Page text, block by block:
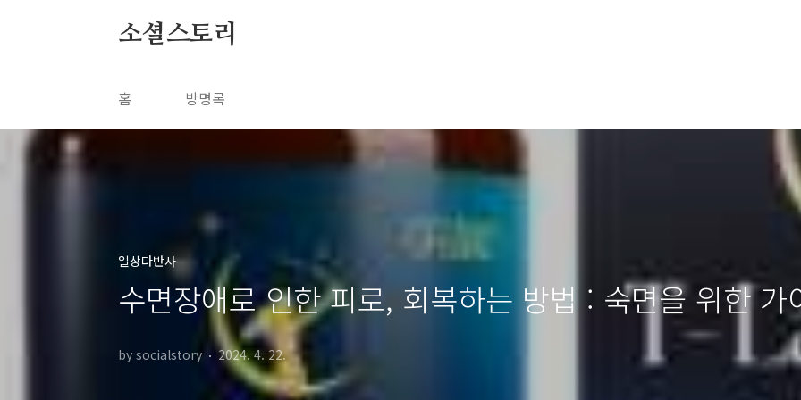
소셜스토리
홈 방명록
일상다반사
수면장애로 인한 피로, 회복하는 방법 : 숙면을 위한 가
by socialstory 2024. 4. 22.